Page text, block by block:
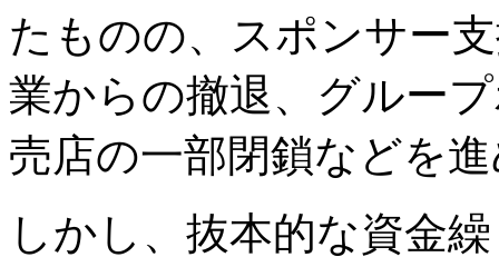
たものの、スポンサー
業からの撤退、グルー
売店の一部閉鎖などを
しかし、抜本的な資金